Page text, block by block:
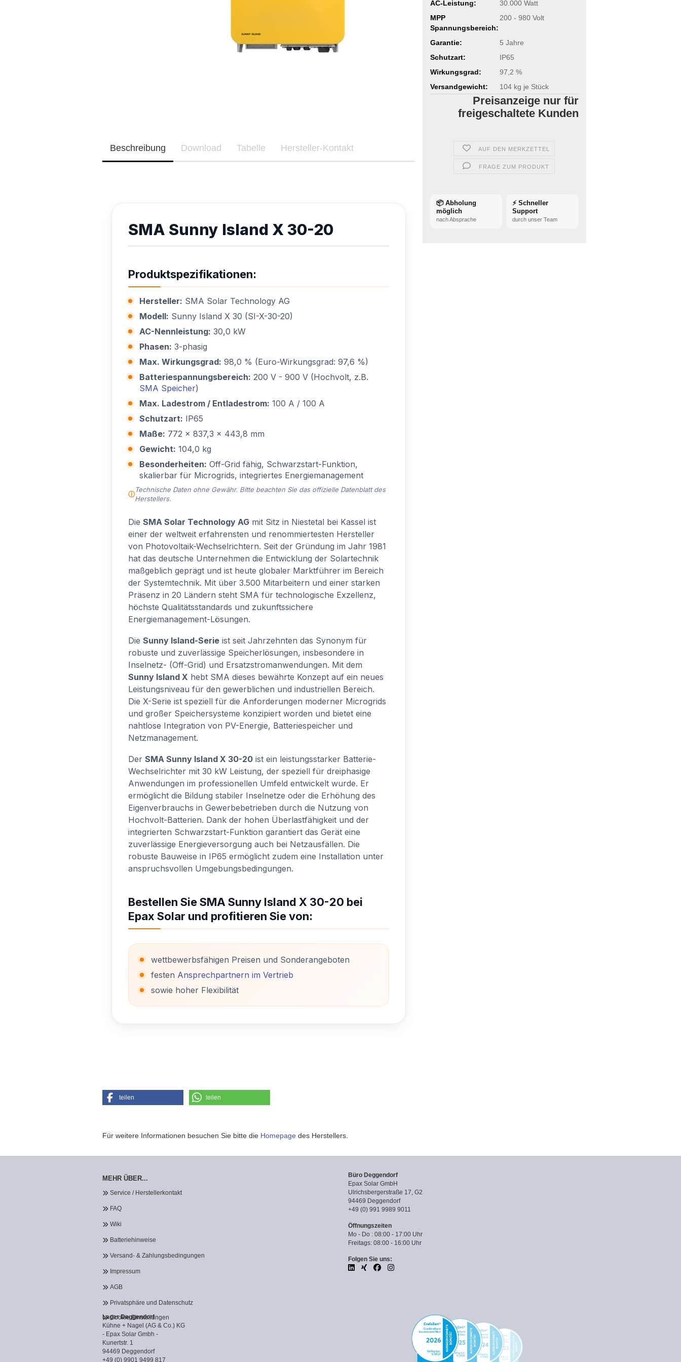
AC-Leistung:
30.000 Watt
MPP
Spannungsbereich:
200 - 980 Volt
Garantie:
5 Jahre
Schutzart:
IP65
Wirkungsgrad:
97,2 %
Versandgewicht:
104kg je Stück
Preisanzeige nur für
freigeschaltete Kunden
AUF DEN MERKZETTEL
FRAGE ZUM PRODUKT
📦 Abholung
möglich
nach Absprache
⚡ Schneller
Support
durch unser Team
Beschreibung Download Tabelle Hersteller-Kontakt
SMA Sunny Island X 30-20
Produktspezifikationen:
Hersteller: SMA Solar Technology AG
Modell: Sunny Island X 30 (SI-X-30-20)
AC-Nennleistung: 30,0 kW
Phasen: 3-phasig
Max. Wirkungsgrad: 98,0 % (Euro-Wirkungsgrad: 97,6 %)
Batteriespannungsbereich: 200 V - 900 V (Hochvolt, z.B.
SMA Speicher)
Max. Ladestrom / Entladestrom: 100 A / 100 A
Schutzart: IP65
Maße: 772 x 837,3 x 443,8 mm
Gewicht: 104,0 kg
Besonderheiten: Off-Grid fähig, Schwarzstart-Funktion,
skalierbar für Microgrids, integriertes Energiemanagement
Technische Daten ohne Gewähr. Bitte beachten Sie das offizielle Datenblatt des
Herstellers.
Die SMA Solar Technology AG mit Sitz in Niestetal bei Kassel ist
einer der weltweit erfahrensten und renommiertesten Hersteller
von Photovoltaik-Wechselrichtern. Seit der Gründung im Jahr 1981
hat das deutsche Unternehmen die Entwicklung der Solartechnik
maßgeblich geprägt und ist heute globaler Marktführer im Bereich
der Systemtechnik. Mit über 3.500 Mitarbeitern und einer starken
Präsenz in 20 Ländern steht SMA für technologische Exzellenz,
höchste Qualitätsstandards und zukunftssichere
Energiemanagement-Lösungen.
Die Sunny Island-Serie ist seit Jahrzehnten das Synonym für
robuste und zuverlässige Speicherlösungen, insbesondere in
Inselnetz- (Off-Grid) und Ersatzstromanwendungen. Mit dem
Sunny Island X hebt SMA dieses bewährte Konzept auf ein neues
Leistungsniveau für den gewerblichen und industriellen Bereich.
Die X-Serie ist speziell für die Anforderungen moderner Microgrids
und großer Speichersysteme konzipiert worden und bietet eine
nahtlose Integration von PV-Energie, Batteriespeicher und
Netzmanagement.
Der SMA Sunny Island X 30-20 ist ein leistungsstarker Batterie-
Wechselrichter mit 30 kW Leistung, der speziell für dreiphasige
Anwendungen im professionellen Umfeld entwickelt wurde. Er
ermöglicht die Bildung stabiler Inselnetze oder die Erhöhung des
Eigenverbrauchs in Gewerbebetrieben durch die Nutzung von
Hochvolt-Batterien. Dank der hohen Überlastfähigkeit und der
integrierten Schwarzstart-Funktion garantiert das Gerät eine
zuverlässige Energieversorgung auch bei Netzausfällen. Die
robuste Bauweise in IP65 ermöglicht zudem eine Installation unter
anspruchsvollen Umgebungsbedingungen.
Bestellen Sie SMA Sunny Island X 30-20 bei
Epax Solar und profitieren Sie von:
wettbewerbsfähigen Preisen und Sonderangeboten
festen Ansprechpartnern im Vertrieb
sowie hoher Flexibilität
teilen teilen
Für weitere Informationen besuchen Sie bitte die Homepage des Herstellers.
MEHR ÜBER...
Service / Herstellerkontakt
FAQ
Wiki
Batteriehinweise
Versand- & Zahlungsbedingungen
Impressum
AGB
Privatsphäre und Datenschutz
Cookie Einstellungen
Büro Deggendorf
Epax Solar GmbH
Ulrichsbergerstraße 17, G2
94469 Deggendorf
+49 (0) 991 9989 9011
Öffnungszeiten
Mo - Do : 08:00 - 17:00 Uhr
Freitags: 08:00 - 16:00 Uhr
Folgen Sie uns:
Lager Deggendorf
Kühne + Nagel (AG & Co.) KG
- Epax Solar Gmbh -
Kunertstr. 1
94469 Deggendorf
+49 (0) 9901 9499 817